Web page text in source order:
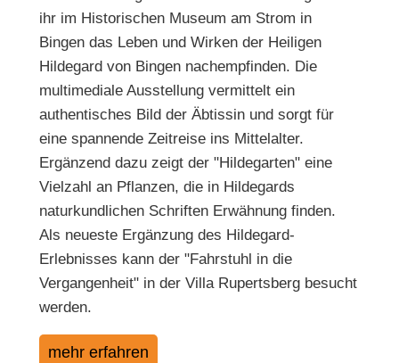
ihr im Historischen Museum am Strom in
Bingen das Leben und Wirken der Heiligen
Hildegard von Bingen nachempfinden. Die
multimediale Ausstellung vermittelt ein
authentisches Bild der Äbtissin und sorgt für
eine spannende Zeitreise ins Mittelalter.
Ergänzend dazu zeigt der "Hildegarten" eine
Vielzahl an Pflanzen, die in Hildegards
naturkundlichen Schriften Erwähnung finden.
Als neueste Ergänzung des Hildegard-
Erlebnisses kann der "Fahrstuhl in die
Vergangenheit" in der Villa Rupertsberg besucht
werden.
mehr erfahren